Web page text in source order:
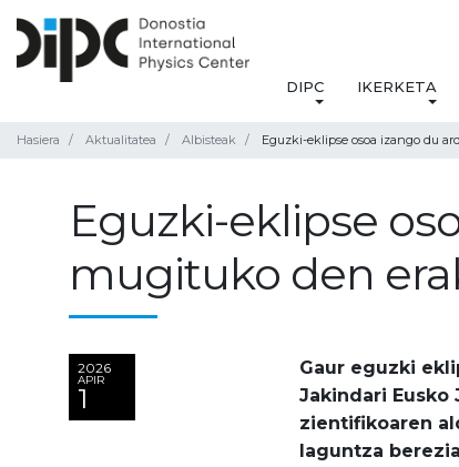
DIPC IKERKETA
Hasiera Aktualitatea Albisteak Eguzki-eklipse osoa izango du
Eguzki-eklipse
mugituko den
2026
APIR
1
Gaur eguzki
Jakindari
zientifikoaren
laguntza